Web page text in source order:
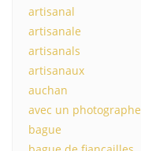
artisanal
artisanale
artisanals
artisanaux
auchan
avec un photographe
bague